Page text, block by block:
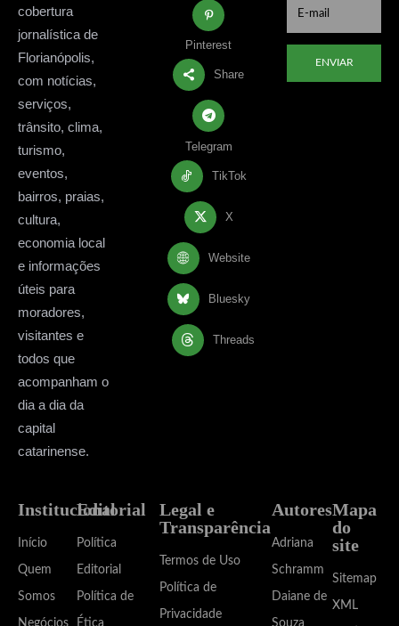
cobertura
jornalística de
Florianópolis,
com notícias,
serviços,
trânsito, clima,
turismo,
eventos,
bairros, praias,
cultura,
economia local
e informações
úteis para
moradores,
visitantes e
todos que
acompanham o
dia a dia da
capital
catarinense.
Pinterest
Share
Telegram
TikTok
X
Website
Bluesky
Threads
ENVIAR
Institucional
Início
Quem
Somos
Negócios
Editorial
Política
Editorial
Política de
Ética
Legal e
Transparência
Termos de Uso
Política de
Privacidade
Autores
Adriana
Schramm
Daiane de
Souza
Mapa
do
site
Sitemap
XML